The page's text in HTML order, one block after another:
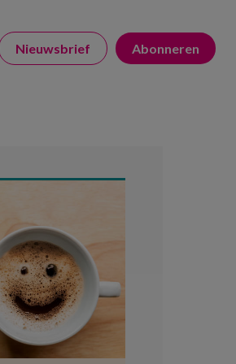
Nieuwsbrief Abonneren